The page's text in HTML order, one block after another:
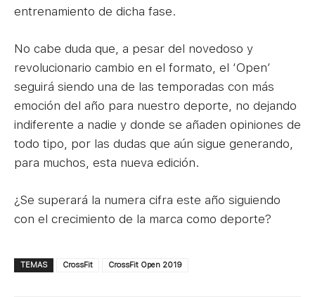
entrenamiento de dicha fase.
No cabe duda que, a pesar del novedoso y
revolucionario cambio en el formato, el ‘Open’
seguirá siendo una de las temporadas con más
emoción del año para nuestro deporte, no dejando
indiferente a nadie y donde se añaden opiniones de
todo tipo, por las dudas que aún sigue generando,
para muchos, esta nueva edición.
¿Se superará la numera cifra este año siguiendo
con el crecimiento de la marca como deporte?
TEMAS CrossFit CrossFit Open 2019